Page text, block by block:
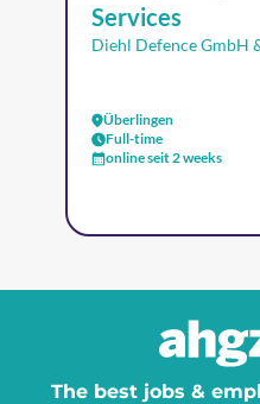
Services
Diehl Defence GmbH
Überlingen
Full-time
online seit 2 weeks
The best jobs &